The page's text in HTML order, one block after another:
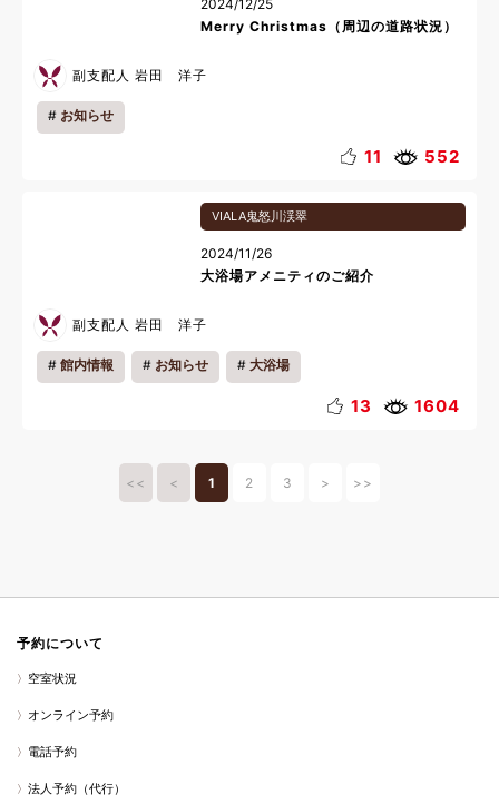
2024/12/25
Merry Christmas（周辺の道路状況）
副支配人 岩田 洋子
お知らせ
11 552
VIALA鬼怒川渓翠
2024/11/26
大浴場アメニティのご紹介
副支配人 岩田 洋子
館内情報 お知らせ 大浴場
13 1604
<< < 1 2 3 > >>
予約について
空室状況
オンライン予約
電話予約
法人予約（代行）